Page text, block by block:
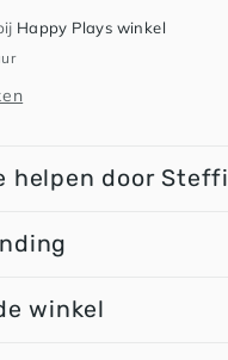
Happy Plays winkel
helpen door Steffi
winkel